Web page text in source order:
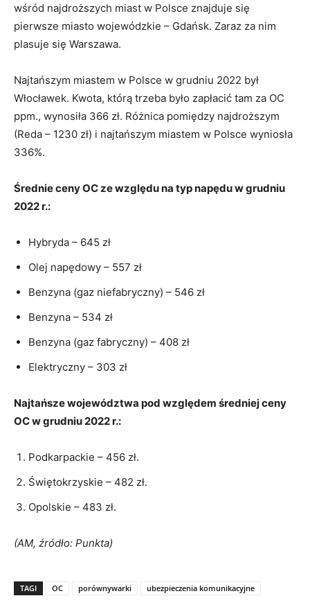
wśród najdroższych miast w Polsce znajduje się
pierwsze miasto wojewódzkie – Gdańsk. Zaraz za nim
plasuje się Warszawa.
Najtańszym miastem w Polsce w grudniu 2022 był
Włocławek. Kwota, którą trzeba było zapłacić tam za OC
ppm., wynosiła 366 zł. Różnica pomiędzy najdroższym
(Reda – 1230 zł) i najtańszym miastem w Polsce wyniosła
336%.
Średnie ceny OC ze względu na typ napędu w grudniu
2022 r.:
Hybryda – 645 zł
Olej napędowy – 557 zł
Benzyna (gaz niefabryczny) – 546 zł
Benzyna – 534 zł
Benzyna (gaz fabryczny) – 408 zł
Elektryczny – 303 zł
Najtańsze województwa pod względem średniej ceny
OC w grudniu 2022 r.:
Podkarpackie – 456 zł.
Świętokrzyskie – 482 zł.
Opolskie – 483 zł.
(AM, źródło: Punkta)
TAGI OC porównywarki ubezpieczenia komunikacyjne